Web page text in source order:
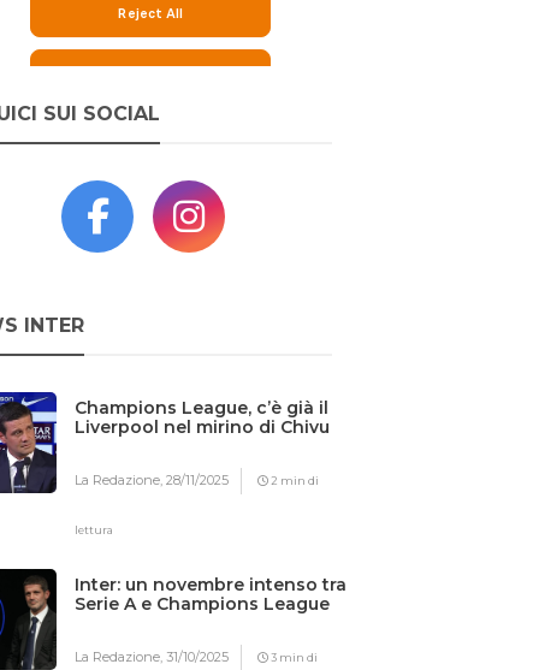
SUI SOCIAL
INTER
Champions League, c’è già il
Liverpool nel mirino di Chivu
La Redazione,28/11/2025 2 min di
lettura
Inter: un novembre intenso tra
Serie A e Champions League
La Redazione,31/10/2025 3 min di